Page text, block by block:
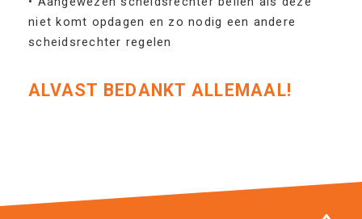
niet komt opdagen en zo nodig een andere
scheidsrechter regelen
ALVAST BEDANKT ALLEMAAL!